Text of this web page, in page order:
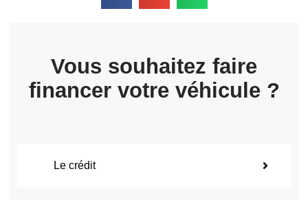
Vous souhaitez faire
financer votre véhicule ?
Le crédit